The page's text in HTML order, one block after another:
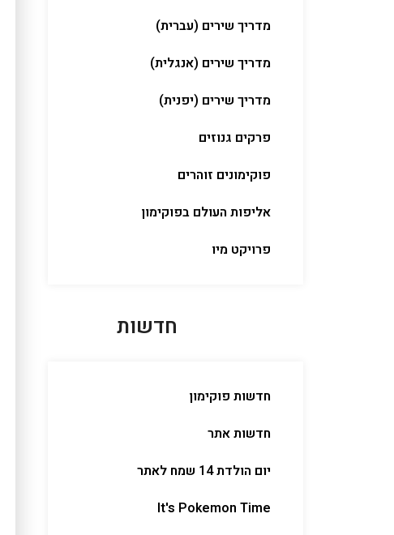
מדריך שירים (עברית)
מדריך שירים (אנגלית)
מדריך שירים (יפנית)
פרקים גנוזים
פוקימונים זוהרים
אליפות העולם בפוקימון
פרויקט מיו
חדשות
חדשות פוקימון
חדשות אתר
יום הולדת 14 שמח לאתר
It's Pokemon Time